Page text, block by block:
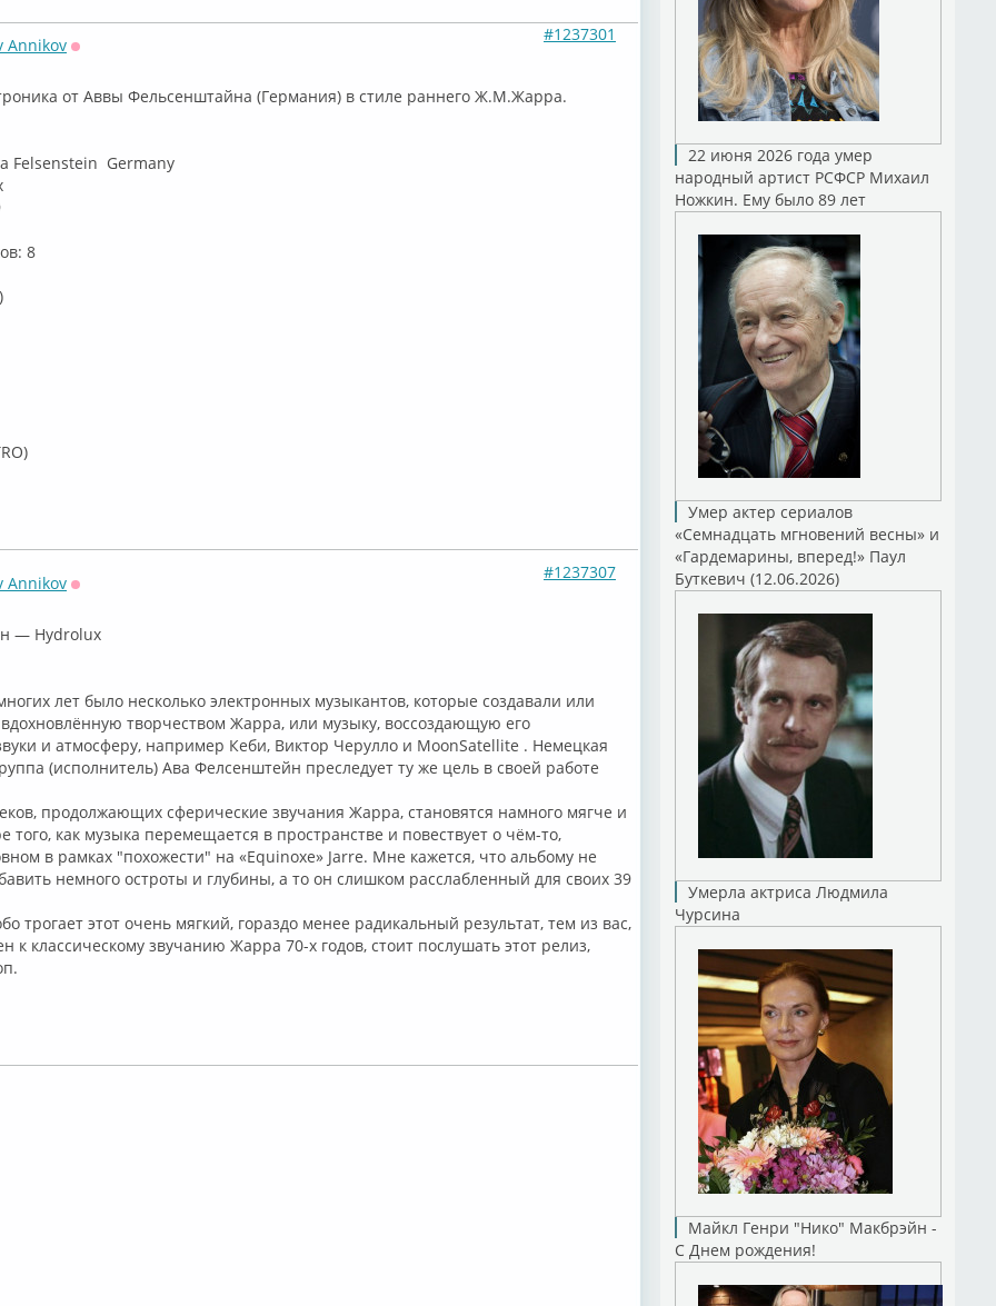
Annikov
#1237301
от Аввы Фельсенштайна (Германия) в стиле раннего Ж.М.Жарра.
Felsenstein Germany
8
Annikov
#1237307
— ⁣Hydrolux
лет было несколько электронных музыкантов, которые создавали или
творчеством Жарра, или музыку, воссоздающую его
и атмосферу, например Кеби, Виктор Черулло и МооnSatellite . Немецкая
(исполнитель) ⁣Ава Фелсенштейн преследует ту же цель в своей работе⁣
продолжающих сферические звучания Жарра, становятся намного мягче и
того, как музыка перемещается в пространстве и повествует о чём-то,
в рамках "похожести" на «Equinoxe» Jarre. Мне кажется, что альбому не
немного остроты и глубины, а то он слишком расслабленный для своих 39
трогает этот очень мягкий, гораздо менее радикальный результат, тем из вас,
к классическому звучанию Жарра 70-х годов, стоит послушать этот релиз,
22 июня 2026 года умер
народный артист РСФСР Михаил
Ножкин. Ему было 89 лет
Умер актер сериалов
«Семнадцать мгновений весны» и
«Гардемарины, вперед!» Паул
Буткевич (12.06.2026)
Умерла актриса Людмила
Чурсина
Майкл Генри "Нико" Макбрэйн -
С Днем рождения!